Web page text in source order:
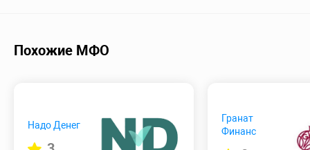
Похожие МФО
Надо Денег
Гранат
Финанс